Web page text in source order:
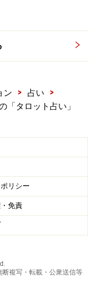
ン > 占い
>
「タロット占い」
リシー
免責
複写・転載・公衆送信等